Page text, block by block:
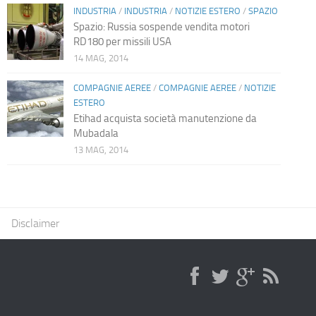
INDUSTRIA/ INDUSTRIA/ NOTIZIE ESTERO / SPAZIO
Spazio: Russia sospende vendita motori
RD180 per missili USA
14 MAG, 2014
COMPAGNIE AEREE/ COMPAGNIE AEREE/ NOTIZIE
ESTERO
Etihad acquista società manutenzione da
Mubadala
13 MAG, 2014
Disclaimer